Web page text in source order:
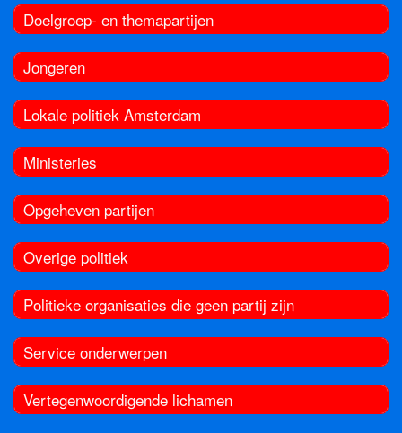
Doelgroep- en themapartijen
Jongeren
Lokale politiek Amsterdam
Ministeries
Opgeheven partijen
Overige politiek
Politieke organisaties die geen partij zijn
Service onderwerpen
Vertegenwoordigende lichamen